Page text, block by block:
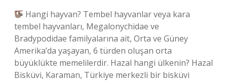
Hangi hayvan? Tembel hayvanlar veya kara
tembel hayvanları, Megalonychidae ve
Bradypodidae familyalarına ait, Orta ve Güney
Amerika’da yaşayan, 6 türden oluşan orta
büyüklükte memelilerdir. Hazal hangi ülkenin? Hazal
Bisküvi, Karaman, Türkiye merkezli bir bisküvi